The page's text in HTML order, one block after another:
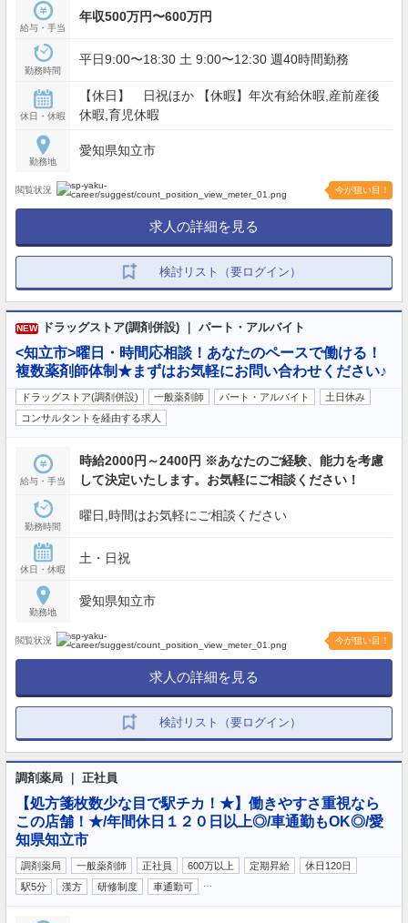
給与・手当
年収500万円〜600万円
勤務時間
平日9:00〜18:30 土 9:00〜12:30 週40時間勤務
休日・休暇
【休日】 日祝ほか 【休暇】年次有給休暇,産前産後
休暇,育児休暇
勤務地
愛知県知立市
閲覧状況 今が狙い目！
求人の詳細を見る
検討リスト（要ログイン）
NEW ドラッグストア(調剤併設) ｜ パート・アルバイト
<知立市>曜日・時間応相談！あなたのペースで働ける！
複数薬剤師体制★まずはお気軽にお問い合わせください♪
ドラッグストア(調剤併設) 一般薬剤師 パート・アルバイト
土日休み
コンサルタントを経由する求人
給与・手当
時給2000円～2400円 ※あなたのご経験、能力を考慮
して決定いたします。お気軽にご相談ください！
勤務時間
曜日,時間はお気軽にご相談ください
休日・休暇
土・日祝
勤務地
愛知県知立市
閲覧状況 今が狙い目！
求人の詳細を見る
検討リスト（要ログイン）
調剤薬局 ｜ 正社員
【処方箋枚数少な目で駅チカ！★】働きやすさ重視なら
この店舗！★/年間休日１２０日以上◎/車通勤もOK◎/愛
知県知立市
調剤薬局 一般薬剤師 正社員 600万以上 定期昇給
休日120日
駅5分
漢方 研修制度 車通勤可